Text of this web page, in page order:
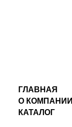
ГЛАВНАЯ
О КОМПАНИИ
КАТАЛОГ